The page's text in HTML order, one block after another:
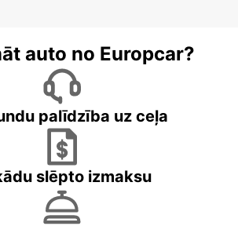
auto no Europcar?
palīdzība uz ceļa
slēpto izmaksu